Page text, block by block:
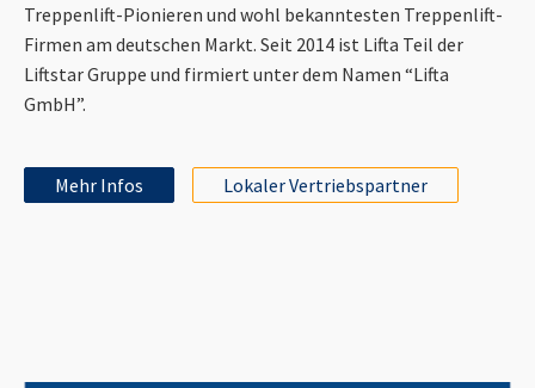
Treppenlift-Pionieren und wohl bekanntesten Treppenlift-
Firmen am deutschen Markt. Seit 2014 ist Lifta Teil der
Liftstar Gruppe und firmiert unter dem Namen “Lifta
GmbH”.
Mehr Infos Lokaler Vertriebspartner